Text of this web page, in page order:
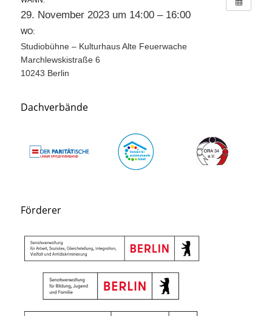
29. November 2023 um 14:00 – 16:00
WO:
Studiobühne – Kulturhaus Alte Feuerwache
Marchlewskistraße 6
10243 Berlin
Dachverbände
Förderer